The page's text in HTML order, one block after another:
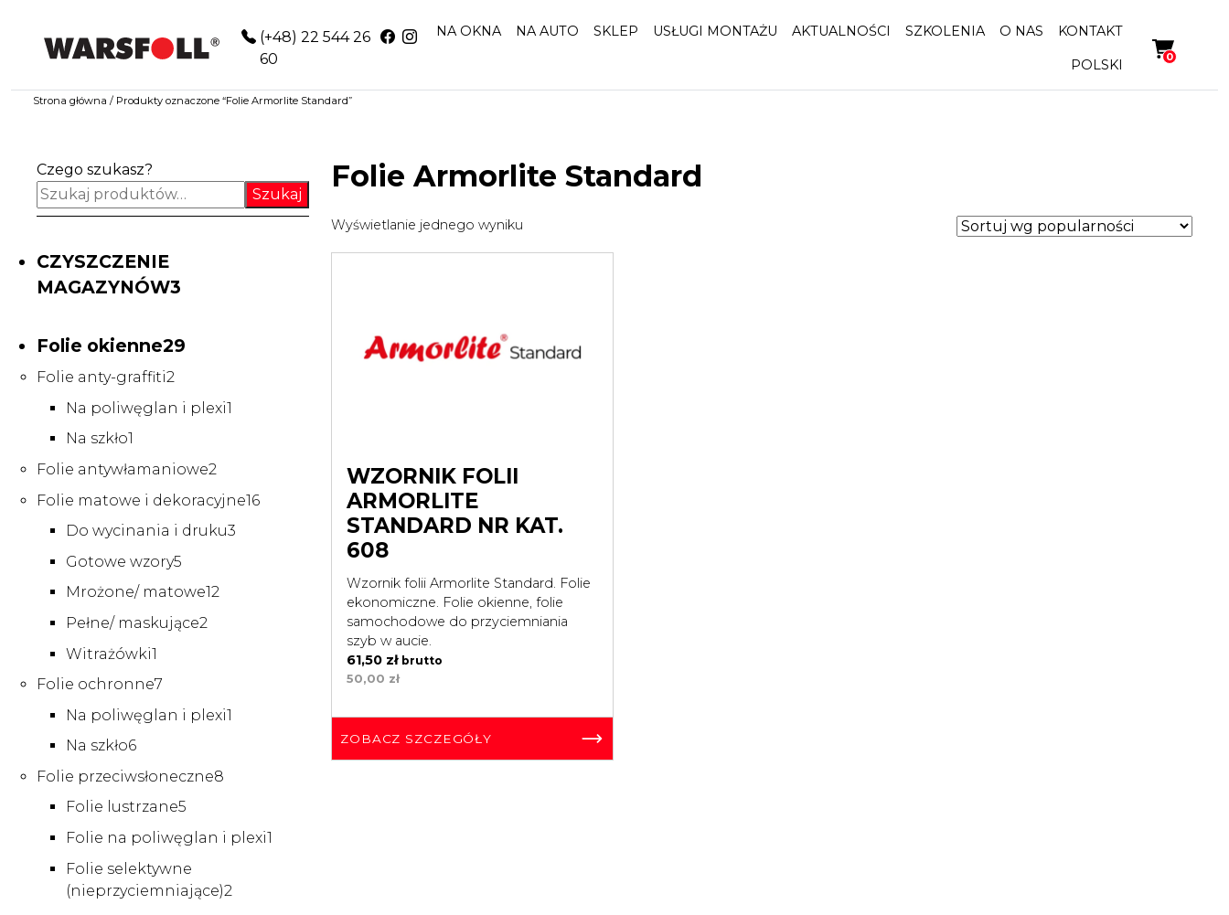
SKLEP
USŁUGI MONTAŻU
SZKOLENIA
(+48) 22 544 26
60
NA OKNA NA AUTO SKLEP USŁUGI MONTAŻU AKTUALNOŚCI SZKOLENIA O NAS KONTAKT
POLSKI 0
Strona główna / Produkty oznaczone “Folie Armorlite Standard”
Czego szukasz?
Szukaj
CZYSZCZENIE
MAGAZYNÓW3
Folie okienne29
Folie anty-graffiti2
produkty
Na poliwęglan i plexi1
Na szkło1
produkt
Folie antywłamaniowe2
produkty
Folie matowe i dekoracyjne1616
Do wycinania i druku3
Gotowe wzory5
produktów
Mrożone/ matowe12
Pełne/ maskujące2
Witrażówki1
produkt
Folie ochronne7
produktów
Na poliwęglan i plexi1
Na szkło66
produktów
Folie przeciwsłoneczne8
Folie lustrzane5
produktów
Folie na poliwęglan i plexi1
Folie selektywne
(nieprzyciemniające)2
Folie Armorlite Standard
Wyświetlanie jednego wyniku
WZORNIK FOLII
ARMORLITE
STANDARD NR KAT.
608
Wzornik folii Armorlite Standard. Folie
ekonomiczne. Folie okienne, folie
samochodowe do przyciemniania
szyb w aucie.
61,50 zł brutto
50,00 zł
ZOBACZ SZCZEGÓŁY